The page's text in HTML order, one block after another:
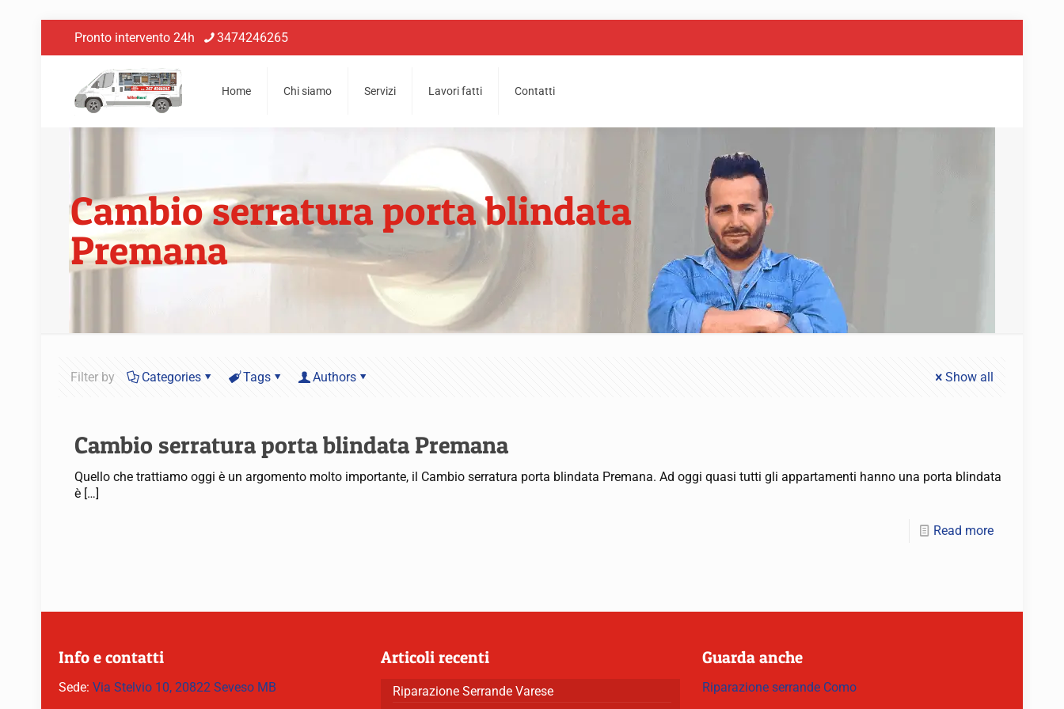
Pronto intervento 24h 3474246265
Home Chi siamo Servizi Lavori fatti Contatti
Cambio serratura porta blindata
Premana
Filter by Categories Tags Authors Show all
Cambio serratura porta blindata Premana
Quello che trattiamo oggi è un argomento molto importante, il Cambio serratura porta blindata Premana. Ad oggi quasi tutti gli appartamenti hanno una porta blindata
è […]
Read more
Info e contatti
Sede: Via Stelvio 10, 20822 Seveso MB
Articoli recenti
Riparazione Serrande Varese
Guarda anche
Riparazione serrande Como